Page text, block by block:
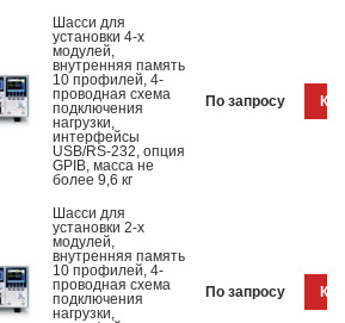
Шасси для
установки 4-х
модулей,
внутренняя память
10 профилей, 4-
проводная схема
подключения
нагрузки,
интерфейсы
USB/RS-232, опция
GPIB, масса не
более 9,6 кг
По запросу
Шасси для
установки 2-х
модулей,
внутренняя память
10 профилей, 4-
проводная схема
подключения
нагрузки,
По запросу